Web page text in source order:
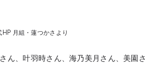
月組・蓮つかさより
ん、叶羽時さん、海乃美月さん、美園さ